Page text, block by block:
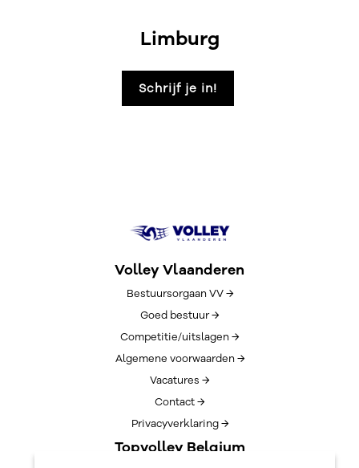
Limburg
Schrijf je in!
Volley Vlaanderen
Bestuursorgaan VV →
Goed bestuur →
Competitie/uitslagen →
Algemene voorwaarden →
Vacatures →
Contact →
Privacyverklaring →
Topvolley Belgium